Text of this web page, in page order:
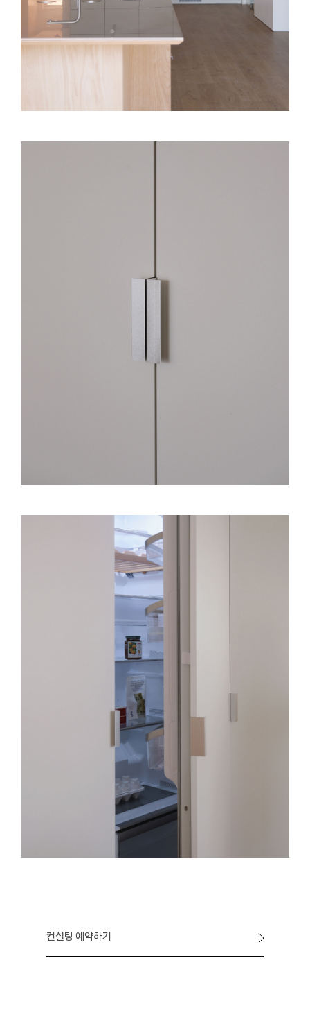
컨설팅 예약하기